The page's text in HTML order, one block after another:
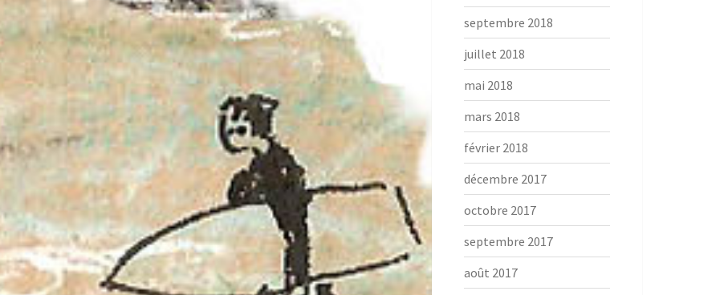
septembre 2018
juillet 2018
mai 2018
mars 2018
février 2018
décembre 2017
octobre 2017
septembre 2017
août 2017